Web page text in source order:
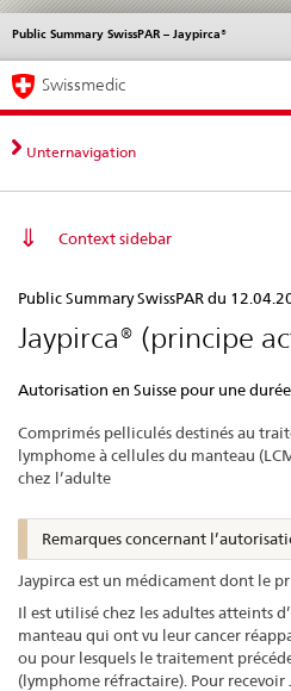
Navigation
directe:
actualités,
bases
contact
Actualités & Mises à
normes
Public Summary SwissPAR – Jaypirca®
Service
Navigation
Swissmedic
Unternavigation
Context sidebar
Summary
SwissPAR
–
Public Summary SwissPAR du
Jaypirca® (principe
Autorisation en Suisse pour une
Comprimés pelliculés destinés au
lymphome à cellules du manteau
chez l’adulte
Remarques concernant
Jaypirca est un médicament dont le
Il est utilisé chez les adultes atteints
manteau qui ont vu leur cancer
ou pour lesquels le traitement
(lymphome réfractaire). Pour